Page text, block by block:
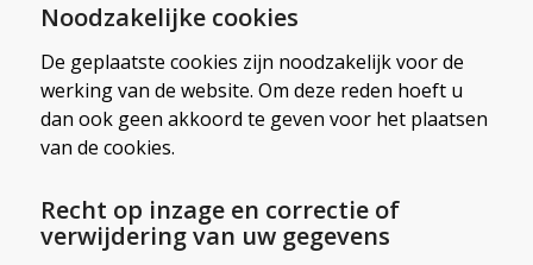
Noodzakelijke cookies
De geplaatste cookies zijn noodzakelijk voor de
werking van de website. Om deze reden hoeft u
dan ook geen akkoord te geven voor het plaatsen
van de cookies.
Recht op inzage en correctie of
verwijdering van uw gegevens